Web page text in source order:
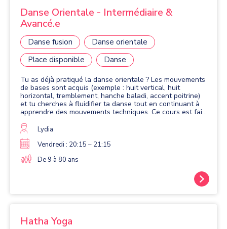
Danse Orientale - Intermédiaire &
Avancé.e
Danse fusion
Danse orientale
Place disponible
Danse
Tu as déjà pratiqué la danse orientale ? Les mouvements
de bases sont acquis (exemple : huit vertical, huit
horizontal, tremblement, hanche baladi, accent poitrine)
et tu cherches à fluidifier ta danse tout en continuant à
apprendre des mouvements techniques. Ce cours est fait
et on met l'accent sur l'enchaînement chorégraphique, la
fluidité des mouvements et l'émotion dégagée. On
travaille davantage l'aspect scénique pour parfaire sa
danse !
Lydia
Vendredi : 20:15 – 21:15
De 9 à 80 ans
Hatha Yoga